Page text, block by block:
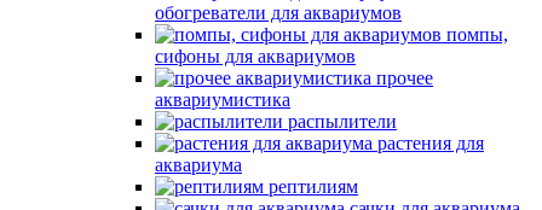
обогреватели для аквариумов
помпы,
сифоны для аквариумов
прочее
аквариумистика
распылители
растения для
аквариума
рептилиям